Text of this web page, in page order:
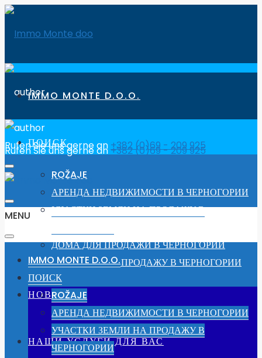
Rufen Sie uns gerne an+382 (0)69 - 209 925
IMMO MONTE D.O.O.
ПОИСК
ROŽAJE
АРЕНДА НЕДВИЖИМОСТИ В ЧЕРНОГОРИИ
УЧАСТКИ ЗЕМЛИ НА ПРОДАЖУ В
ДОМА ДЛЯ ПРОДАЖИ В ЧЕРНОГОРИИ
КВАРТИРЫ НА ПРОДАЖУ В ЧЕРНОГОРИИ
НОВОСТИ
НАШИ УСЛУГИ ДЛЯ ВАС
Rufen Sie uns gerne an +382 (0)69 - 209 925
MENU
IMMO MONTE D.O.O.
ПОИСК
ROŽAJE
АРЕНДА НЕДВИЖИМОСТИ В ЧЕРНОГОРИИ
УЧАСТКИ ЗЕМЛИ НА ПРОДАЖУ В
ЧЕРНОГОРИИ